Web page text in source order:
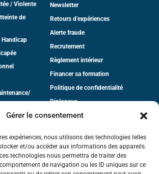
Gérer le consentement
expériences, nous utilisons des technologies telles
et/ou accéder aux informations des appareils.
technologies nous permettra de traiter des
de navigation ou les ID uniques sur ce
/ Violente
de
Newsletter
Retours d’expériences
Alerte fraude
Recrutement
Règlement intérieur
Financer sa formation
Politique de confidentialité
Diplonova
CGV